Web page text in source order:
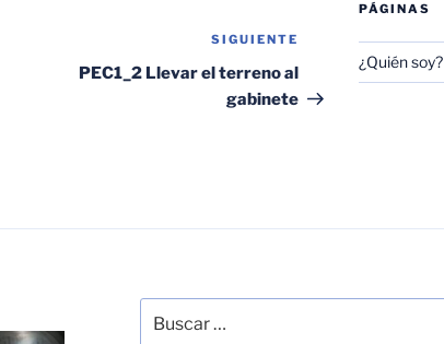
Siguiente
entrada
SIGUIENTE
PEC1_2 Llevar el terreno al
gabinete
PÁGINAS
¿Quién soy?
por: